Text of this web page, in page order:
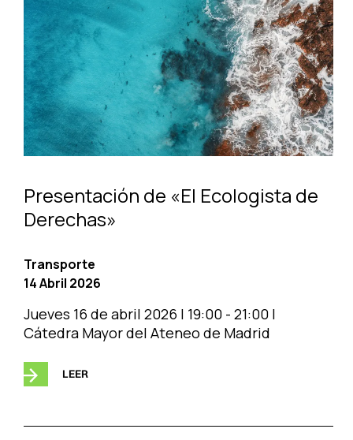
Presentación de «El Ecologista de
Derechas»
Transporte
14 Abril 2026
Jueves 16 de abril 2026 | 19:00 - 21:00 |
Cátedra Mayor del Ateneo de Madrid
LEER